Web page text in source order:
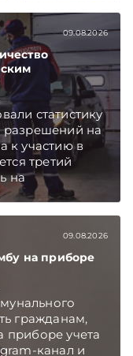
09.08.2026
статистику
разрешений на
к участию в
третий
на
об экономике
09.08.2026
на приборе
гражданам,
приборе учета
и